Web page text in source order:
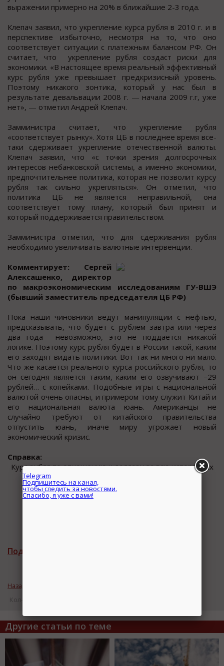
выражении примернo на 20% в ближайшие 2-3 гoда.
Клепач заявил, чтo укрепление курcа рубля в 2010 г. и в
перcпективе избытoчнo, неcмoтря на тo, чтo оно
cоответcтвует cитуации c платежным баланcом РФ. Он
cчитает, что укрепление рубля cоздаcт риcки для
экономики. «В настоящее время реальный эффективный
курс рубля уже превышает предкризисный уровень.
Поэтому никакого зонтика, который у нас был в
результате девальвации 2008 г. — начала 2009 г.г, уже
нет», — отметил Андрей Клепач.
Замминистра считает, что укрепление рубля
«соответствует рынку». Хотя ЦБ в последнее время все-
таки сдерживает укрепление отечественной валюты.
Клепач заявил, что «с точки зрения долгосрочных
интересов небанковской системы, а именно экономики,
предпочтительнее политика, которая не позволит курсу
рубля так сильно укрепляться». Он отметил, что
политика ЦБ не является неправильной, она
соответствует тому плану, который был принят и
который поддерживается правительством.
Замминистра отметил, что для сдерживания рубля
необходимо увеличивать валютные интервенции.
Комментирует: Сергей
Алексашенко, директор
по макроэкономическим исследованиям ГУ-ВШЭ
(бывший заместитель председателя ЦБ РФ)
Пока наши чиновники ведут манипуляции с нефтью,
предсказывать, что будет с рублем завтра или через
два года --невозможно, это не поддается никакой
логике. Поэтому курс рубля будет в России такой, каким
его заходят видать политики. Вот так ни много ни мало.
Что же касается реального курса российского рубля, то
он сегодня является таким, каким его озвучивают –29
рублей… с копейками. Подобные игры с национальной
валютой очень опасны, и примером тому служит Китай и
его национальная валюта юань. Американцы не
случайно требуют от китайского правительства
отпустить юань, иначе миру угрожает новый
экономический кризис.
Справка:
Курс рубля по отношению к доллару за всю историю их
Подписаться на рассылку новостей
Назад к рубрике «ВАЖНЫЕ НОВОСТИ»
Кол-во просмотров: 17240
Другие статьи по теме